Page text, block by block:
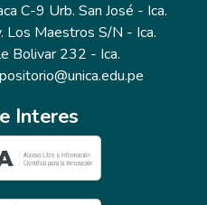
C-9 Urb. San José - Ica.
Los Maestros S/N - Ica.
Bolivar 232 - Ica.
Interes